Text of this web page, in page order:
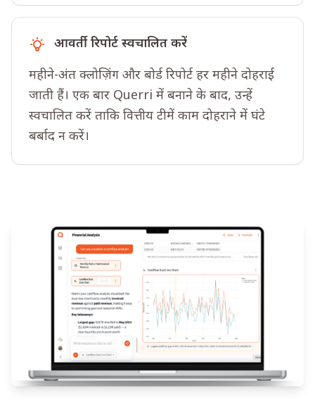
आवर्ती रिपोर्ट स्वचालित करें
महीने-अंत क्लोज़िंग और बोर्ड रिपोर्ट हर महीने दोहराई
जाती हैं। एक बार Querri में बनाने के बाद, उन्हें
स्वचालित करें ताकि वित्तीय टीमें काम दोहराने में घंटे
बर्बाद न करें।